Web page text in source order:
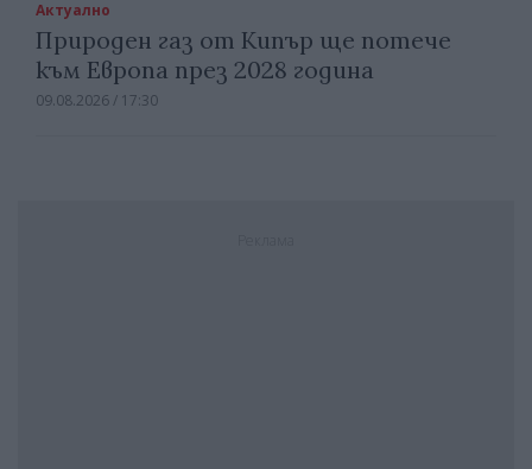
Актуално
Природен газ от Кипър ще потече
към Европа през 2028 година
09.08.2026 / 17:30